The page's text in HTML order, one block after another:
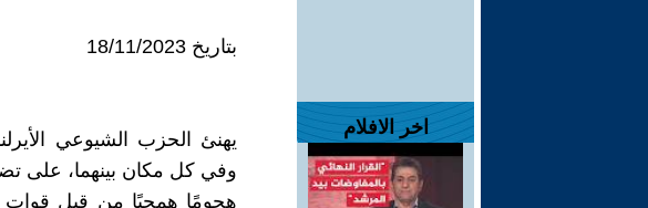
اخر الافلام
بتاريخ 18/11/2023
يهنئ الحزب الشيوعي
وفي كل مكان بينهما، على
هجومًا همجيًا من قبل قوات